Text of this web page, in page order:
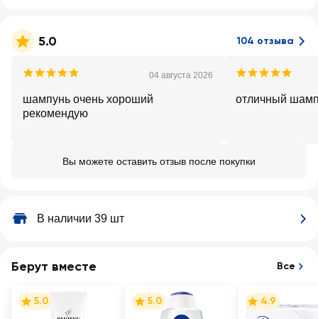
5.0 104 отзыва
04 августа 2026
шампунь очень хороший
рекомендую
отличный
Вы можете оставить отзыв после покупки
В наличии 39 шт
Берут вместе Все
5.0 5.0 4.9